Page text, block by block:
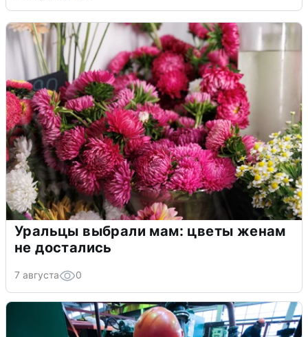
Уральцы выбрали мам: цветы женам
не достались
7 августа 0